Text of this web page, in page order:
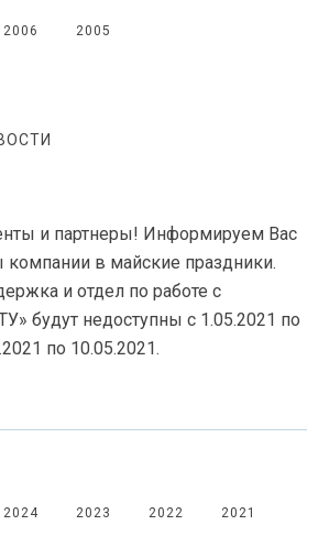
2006 2005
и партнеры! Информируем Вас
в майские праздники.
и отдел по работе с
будут недоступны с 1.05.2021 по
по 10.05.2021.
2024 2023 2022 2021